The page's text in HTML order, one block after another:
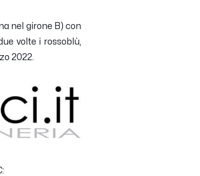
nel girone B) con
volte i rossoblù,
2022.